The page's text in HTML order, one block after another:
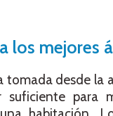
los mejores
desde la
suficiente para